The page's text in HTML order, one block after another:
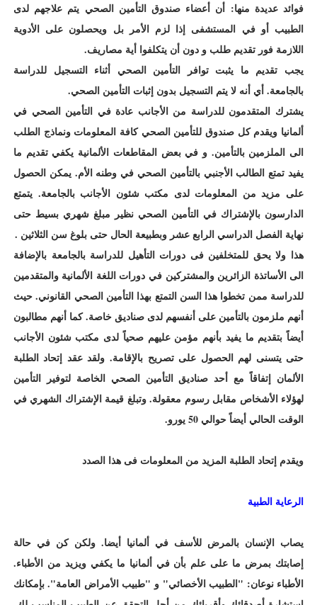
فوائد عديدة منها: أن أعضاء صندوق التأمين الصحي يتم علاجهم لدى
الطبيب أو في المستشفى إذا لزم الأمر بل ويحصلون على الأدوية
اللازمة فور تقديم طلب و دون أن يتكلفوا أية مصاريف.
يجب تقديم ما يثبت توافر التأمين الصحي أثناء التسجيل للدراسة
بالجامعة. أي أنه لا يتم التسجيل بدون إثبات التأمين الصحي.
يشترك المتقدمون للدراسة من الأجانب عادة في التأمين الصحي في
ألمانيا ويقدم كل صندوق للتأمين الصحي كافة المعلومات ونماذج الطلب
الى الملزمين بالتأمين. و في بعض المقاطعات الألمانية يكفي تقديم ما
يفيد تمتع الطالب الأجنبي بالتأمين الصحي في وطنه الأم. يمكن الحصول
على مزيد من المعلومات لدى مكتب شئون الأجانب بالجامعة. يتمتع
الدارسون بالإشتراك في التأمين الصحي نظير مبلغ شهري بسيط حتى
نهاية الفصل الدراسي الرابع عشر وبطبيعة الحال حتى بلوغ سن الثلاثين .
هذا ولا يحق للمتخلفين فى دورات التأهيل للدراسة بالجامعة بالإضافة
الى الأساتذة الزائرين والمشتركين في دورات اللغة الألمانية والمتقدمين
للدراسة ممن تخطوا هذا السن التمتع بهذا التأمين الصحي القانوني. حيث
أنهم ملزمون بالتأمين على أنفسهم لدى صناديق خاصة. كما أنهم مطالبون
أيضاً بتقديم ما يفيد بأنهم مؤمن عليهم صحياً لدى مكتب شئون الأجانب
حتى يتسنى لهم الحصول على تصريح بالإقامة. ولقد عقد إتحاد الطلبة
الألمان إتفاقاً مع أحد صناديق التأمين الصحي الخاصة لتوفير التأمين
لهؤلاء الأشخاص مقابل رسوم معقولة. وتبلغ قيمة الإشتراك الشهري في
الوقت الحالي أيضاً حوالي 50 يورو.
ويقدم إتحاد الطلبة المزيد من المعلومات فى هذا الصدد
الرعاية الطبية
يصاب الإنسان بالمرض للأسف في ألمانيا أيضا. ولكن كن في حالة
إصابتك بمرض ما على علم بأن في ألمانيا ما يكفي ويزيد من الأطباء.
الأطباء نوعان: "الطبيب الأخصائي" و "طبيب الأمراض العامة". بإمكانك